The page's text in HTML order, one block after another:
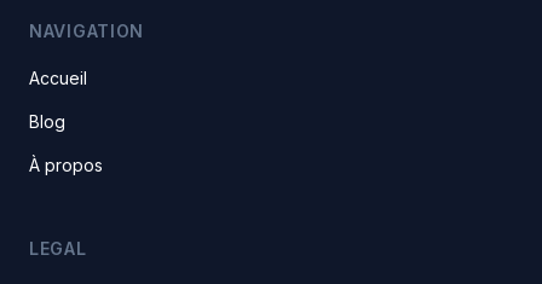
NAVIGATION
Accueil
Blog
À propos
LEGAL